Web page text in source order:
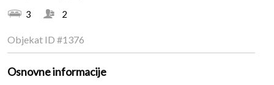
3 2
Objekat ID #1376
Osnovne informacije